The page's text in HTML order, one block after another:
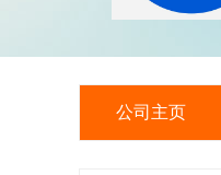
公司主页